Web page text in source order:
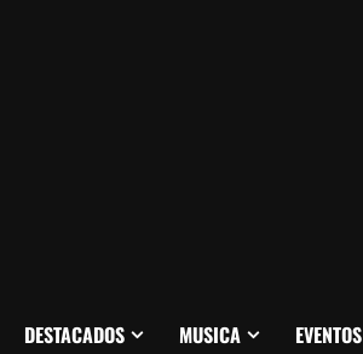
DESTACADOS MUSICA EVENTOS